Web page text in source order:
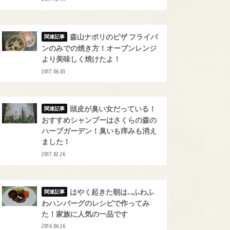
森山ナポリのピザ フライパ
ンのみでの焼き方！オーブンレンジ
より美味しく焼けたよ！
2017.06.03
頭皮が臭い女だっている！
おすすめシャンプーはさくらの森の
ハーブガーデン！臭いも痒みも消え
ました！
2017.02.26
はやく起きた朝は…ふわふ
わハンバーグのレシピで作ってみ
た！家族に人気の一品です
2016.06.26